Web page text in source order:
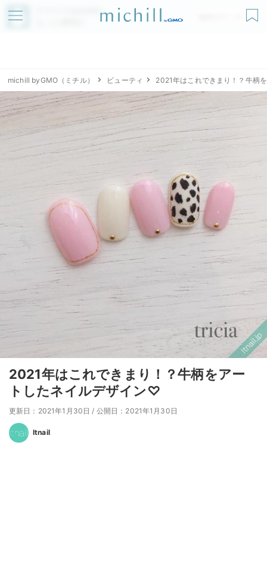
アプリでmichillが
無料ダウンロード
michill byGMO（ミチル） ビューティ 2021年はこれできまり！？牛柄
2021年はこれできまり！？牛柄をアー
トしたネイルデザイン♡
更新日：2021年1月30日 / 公開日：2021年1月30日
Itnail